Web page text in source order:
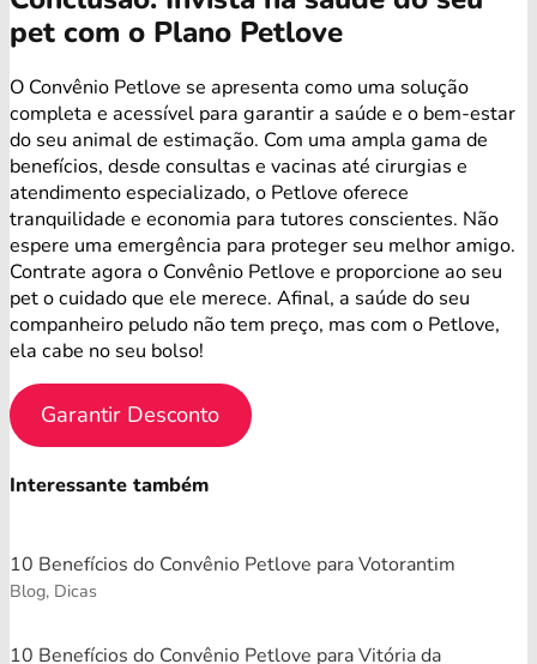
pet com o Plano Petlove
O Convênio Petlove se apresenta como uma solução
completa e acessível para garantir a saúde e o bem-estar
do seu animal de estimação. Com uma ampla gama de
benefícios, desde consultas e vacinas até cirurgias e
atendimento especializado, o Petlove oferece
tranquilidade e economia para tutores conscientes. Não
espere uma emergência para proteger seu melhor amigo.
Contrate agora o Convênio Petlove e proporcione ao seu
pet o cuidado que ele merece. Afinal, a saúde do seu
companheiro peludo não tem preço, mas com o Petlove,
ela cabe no seu bolso!
Garantir Desconto
Interessante também
10 Benefícios do Convênio Petlove para Votorantim
Blog, Dicas
10 Benefícios do Convênio Petlove para Vitória da